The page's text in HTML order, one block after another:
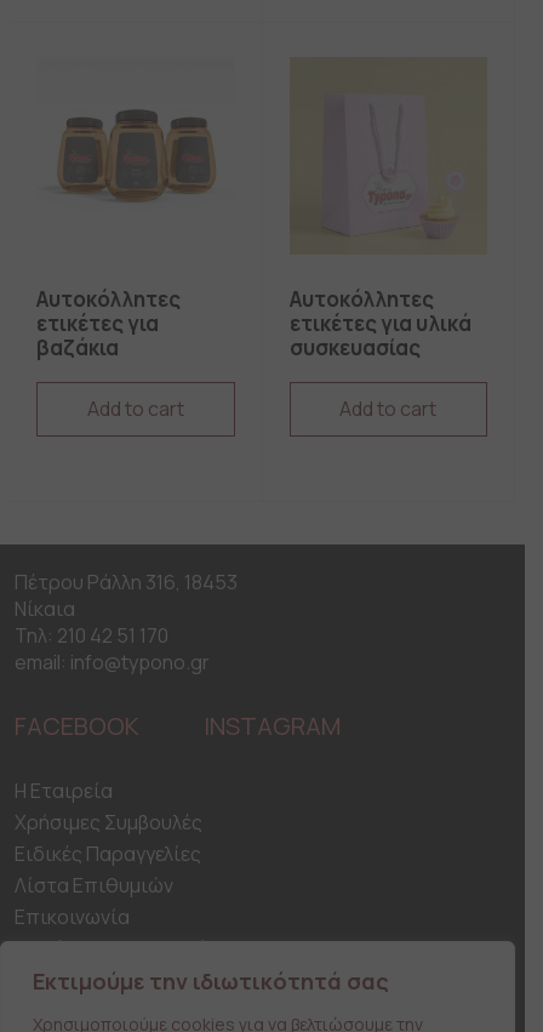
Εκτιμούμε την ιδιωτικότητά σας
Χρησιμοποιούμε cookies για να βελτιώσουμε την
Αυτοκόλλητες
ετικέτες για
βαζάκια
Add to cart
Αυτοκόλλητες
ετικέτες για υλικά
συσκευασίας
Add to cart
Πέτρου Ράλλη 316, 18453
Νίκαια
Τηλ: 210 42 51 170
email: info@typono.gr
FACEBOOK INSTAGRAM
H Εταιρεία
Χρήσιμες Συμβουλές
Ειδικές Παραγγελίες
Λίστα Επιθυμιών
Επικοινωνία
Ασφάλεια Συναλλαγών
Αποστολη & Παράδοση προϊόντων
Τρόποι Πληρωμής